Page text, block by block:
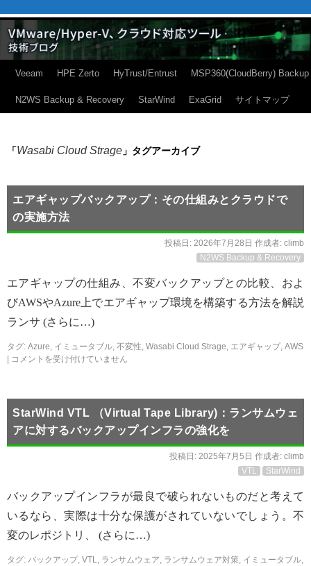
Veeam HPE Zerto HyTrust/Entrust MSP360(CloudBerry) Backup
N2WS Backup & Recovery StarWind ExaGrid サイトマップ
「Wasabi Cloud Strage 」タグアーカイブ
エアギャップバックアップ：その仕組みとクラウドで
の実施方法
投稿日: 2026年7月28日 作成者: climb
N2WS Backup & Recovery
エアギャップの仕組み、不変バックアップとの比較、およ
びAWSやAzure上でエアギャップ環境を構築する方法を解説
ランサ (さらに…)
タグ: Azure, イミュータブル, 不変性, Wasabi Cloud Strage, エアギャップ, AWS
コメントを受け付けていません
StarWind VTL （Virtual Tape Library)：ランサムウェ
アに対するバックアップインフラの強化を
投稿日: 2025年7月5日 作成者: climb
VTL
StarWind
バックアップインフラが最良で破られないものだと考えて
いるなら、実際は十分な保護がされていないでしょう。不
変のレポジトリ、 (さらに…)
タグ: バックアップ, VTL, ランサムウェア, ランサムウェア対策, イミュータブル,